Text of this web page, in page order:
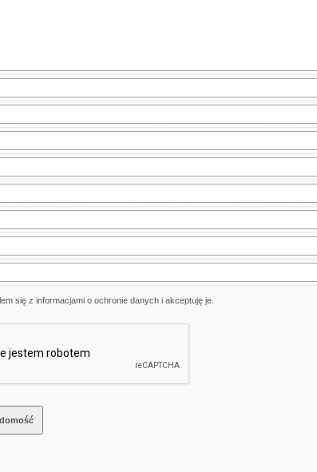
się z informacjami o ochronie danych i akceptuję je.